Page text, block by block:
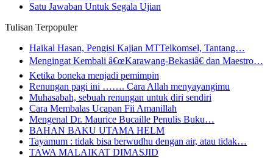
Satu Jawaban Untuk Segala Ujian
Tulisan Terpopuler
Haikal Hasan, Pengisi Kajian MTTelkomsel, Tantang…
Mengingat Kembali â€œKarawang-Bekasiâ€ dan Maestro…
Ketika boneka menjadi pemimpin
Renungan pagi ini ……. Cara Allah menyayangimu
Muhasabah, sebuah renungan untuk diri sendiri
Cara Membalas Ucapan Fii Amanillah
Mengenal Dr. Maurice Bucaille Penulis Buku…
BAHAN BAKU UTAMA HELM
Tayamum : tidak bisa berwudhu dengan air, atau tidak…
TAWA MALAIKAT DIMASJID